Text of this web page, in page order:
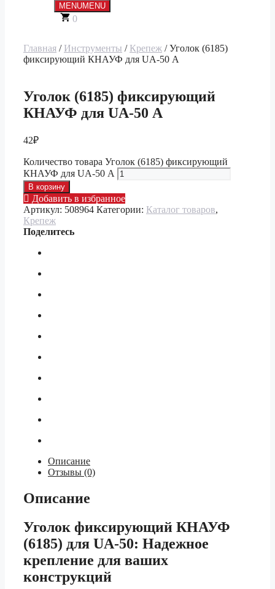
MENUMENU
0
Главная / Инструменты / Крепеж / Уголок (6185)
фиксирующий КНАУФ для UA-50 А
Уголок (6185) фиксирующий
КНАУФ для UA-50 А
42₽
Количество товара Уголок (6185) фиксирующий
КНАУФ для UA-50 А
В корзину
Добавить в избранное
Артикул: 508964 Категории: Каталог товаров,
Крепеж
Поделитесь
Описание
Отзывы (0)
Описание
Уголок фиксирующий КНАУФ
(6185) для UA-50: Надежное
крепление для ваших
конструкций